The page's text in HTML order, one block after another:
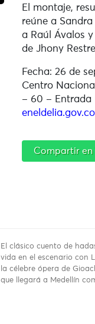
El montaje,
reúne a
a Raúl Ávalos
de Jhony
Fecha: 26 de
Centro
– 60 – Entrada
eneldelia.gov.co
Compartir en
El clásico cuento de
vida en el escenario con
la célebre ópera de
que llegará a Medellín